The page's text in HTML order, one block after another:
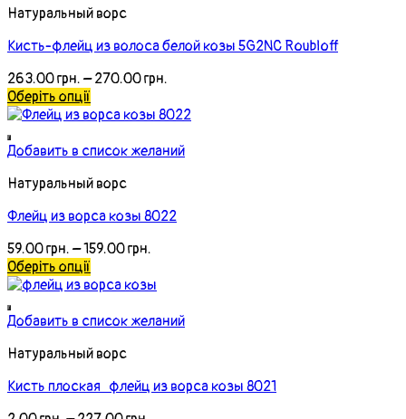
Натуральный ворс
Кисть-флейц из волоса белой козы 5G2NC Roubloff
263.00грн. –270.00грн.
Оберіть опції
Добавить в список желаний
Натуральный ворс
Флейц из ворса козы 8022
59.00грн. –159.00грн.
Оберіть опції
Добавить в список желаний
Натуральный ворс
Кисть плоская флейц из ворса козы 8021